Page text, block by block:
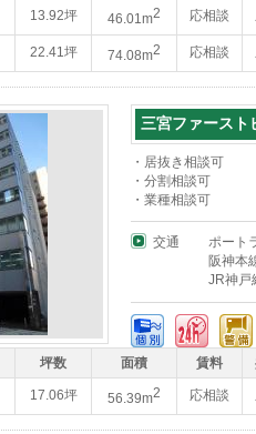
13.92坪 46.01m2 応相談
22.41坪 74.08m2 応相談
三宮ファースト
・居抜き相談可
・分割相談可
・業種相談可
交通
ポート
阪神本
JR神戸
坪数 面積 賃料
17.06坪 56.39m2 応相談